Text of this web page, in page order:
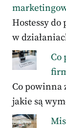
Hostessy
w
Co
Co powinna
jakie są